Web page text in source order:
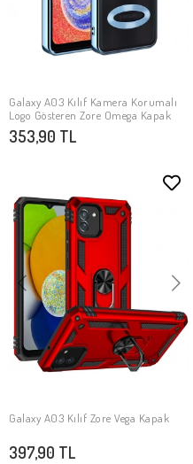
SEPETE EKLE
Galaxy A03 Kılıf Kamera Korumalı
Logo Gösteren Zore Omega Kapak
353,90 TL
SEPETE EKLE
Galaxy A03 Kılıf Zore Vega Kapak
397,90 TL